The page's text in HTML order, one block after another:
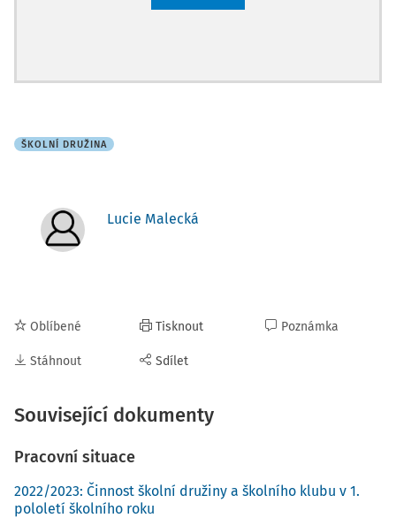
ŠKOLNÍ DRUŽINA
Lucie Malecká
Oblíbené
Stáhnout
Tisknout
Sdílet
Poznámka
Související dokumenty
Pracovní situace
2022/2023: Činnost školní družiny a školního klubu v 1.
pololetí školního roku